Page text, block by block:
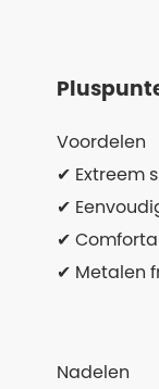
Voordelen
✔ Extreem
✔
✔
✔ Metalen
Nadelen